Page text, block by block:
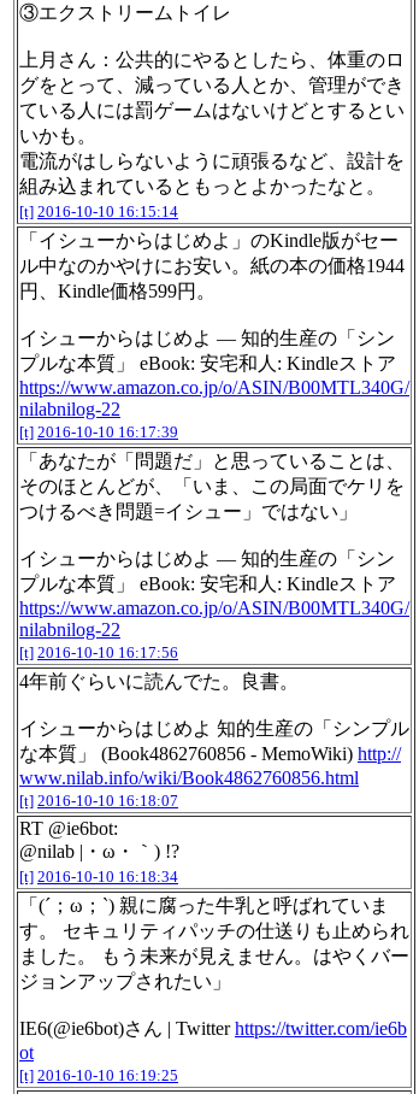
③エクストリームトイレ
上月さん：公共的にやるとしたら、体重のロ
グをとって、減っている人とか、管理ができ
ている人には罰ゲームはないけどとするとい
いかも。
電流がはしらないように頑張るなど、設計を
組み込まれているともっとよかったなと。
[t] 2016-10-10 16:15:14
「イシューからはじめよ」のKindle版がセー
ル中なのかやけにお安い。紙の本の価格1944
円、Kindle価格599円。
イシューからはじめよ ― 知的生産の「シン
プルな本質」 eBook: 安宅和人: Kindleストア
https://www.amazon.co.jp/o/ASIN/B00MTL340G/
nilabnilog-22
[t] 2016-10-10 16:17:39
「あなたが「問題だ」と思っていることは、
そのほとんどが、「いま、この局面でケリを
つけるべき問題=イシュー」ではない」
イシューからはじめよ ― 知的生産の「シン
プルな本質」 eBook: 安宅和人: Kindleストア
https://www.amazon.co.jp/o/ASIN/B00MTL340G/
nilabnilog-22
[t] 2016-10-10 16:17:56
4年前ぐらいに読んでた。良書。
イシューからはじめよ 知的生産の「シンプル
な本質」 (Book4862760856 - MemoWiki) http://
www.nilab.info/wiki/Book4862760856.html
[t] 2016-10-10 16:18:07
RT @ie6bot:
@nilab |・ω・｀) !?
[t] 2016-10-10 16:18:34
「(´；ω；`) 親に腐った牛乳と呼ばれていま
す。 セキュリティパッチの仕送りも止められ
ました。 もう未来が見えません。はやくバー
ジョンアップされたい」
IE6(@ie6bot)さん | Twitterhttps://twitter.com/ie6b
ot
[t] 2016-10-10 16:19:25